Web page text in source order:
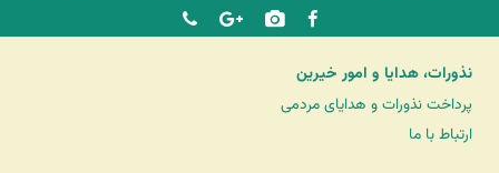
نذورات، هدایا و امور خیرین
پرداخت نذورات و هدایای مردمی
ارتباط با ما